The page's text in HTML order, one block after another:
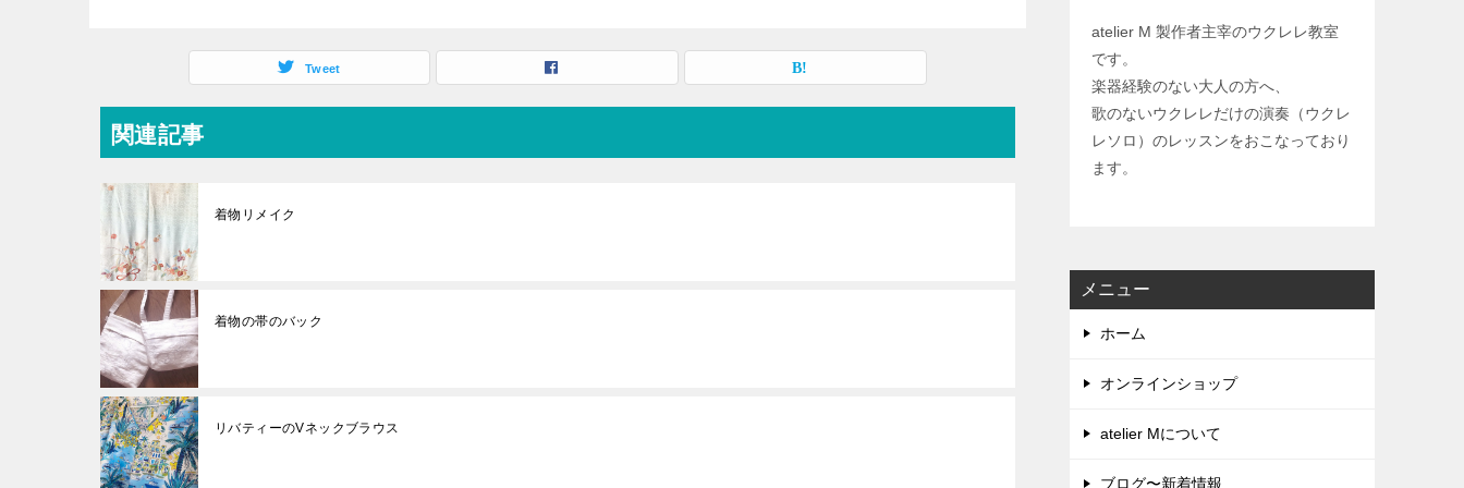
Tweet
関連記事
着物リメイク
着物の帯のバック
リバティーのVネックブラウス
atelier M 製作者主宰のウクレレ教室
です。
楽器経験のない大人の方へ、
歌のないウクレレだけの演奏（ウクレ
レソロ）のレッスンをおこなっており
ます。
メニュー
ホーム
オンラインショップ
atelier Mについて
ブログ〜新着情報